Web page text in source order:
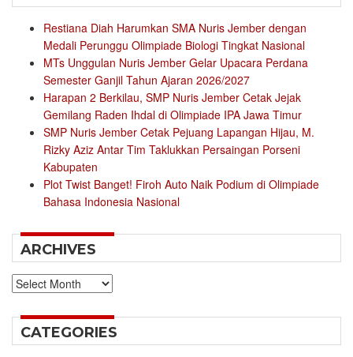
Restiana Diah Harumkan SMA Nuris Jember dengan
Medali Perunggu Olimpiade Biologi Tingkat Nasional
MTs Unggulan Nuris Jember Gelar Upacara Perdana
Semester Ganjil Tahun Ajaran 2026/2027
Harapan 2 Berkilau, SMP Nuris Jember Cetak Jejak
Gemilang Raden Ihdal di Olimpiade IPA Jawa Timur
SMP Nuris Jember Cetak Pejuang Lapangan Hijau, M.
Rizky Aziz Antar Tim Taklukkan Persaingan Porseni
Kabupaten
Plot Twist Banget! Firoh Auto Naik Podium di Olimpiade
Bahasa Indonesia Nasional
ARCHIVES
Archives
CATEGORIES